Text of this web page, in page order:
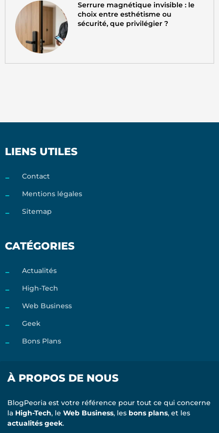
Serrure magnétique invisible : le
choix entre esthétisme ou
sécurité, que privilégier ?
LIENS UTILES
Contact
Mentions légales
Sitemap
CATÉGORIES
Actualités
High-Tech
Web Business
Geek
Bons Plans
À PROPOS DE NOUS
BlogPeoria est votre référence pour tout ce qui concerne
la High-Tech, le Web Business, les bons plans, et les
actualités geek.